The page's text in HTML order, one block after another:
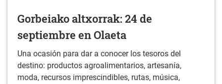
Gorbeiako altxorrak: 24 de
septiembre en Olaeta
Una ocasión para dar a conocer los tesoros del
destino: productos agroalimentarios, artesanía,
moda, recursos imprescindibles, rutas, música,